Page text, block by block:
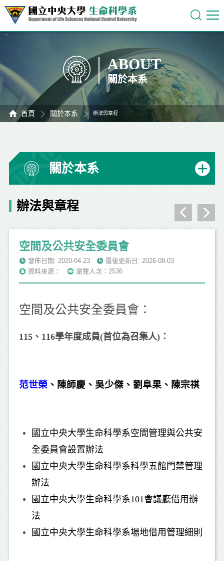
ABOUT
關於本系
首頁 關於本系 辦法與章程
關於本系
辦法與章程
空間及公共安全委員會
發佈日期: 2020-04-23
最後更新日: 2026-08-03
資料來源：
瀏覽人次：2536
空間及公共安全委員會：
115、116學年度成員(首位為召集人)：
范世榮 、陳師慶、吳少傑、劉阜果、陳宗祺
國立中央大學生命科學系空間管理與公共安
全委員會設置辦法
國立中央大學生命科學系科學五館門禁管理
辦法
國立中央大學生命科學系101會議廳借用辦
法
國立中央大學生命科學系場地借用管理細則